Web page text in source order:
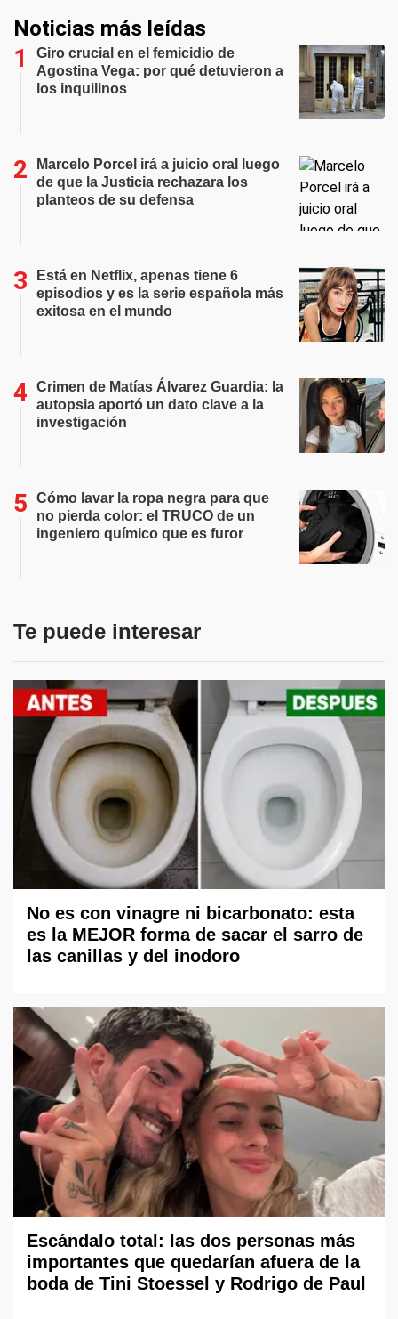
Noticias más leídas
Giro crucial en el femicidio de
Agostina Vega: por qué detuvieron a
los inquilinos
Marcelo Porcel irá a juicio oral luego
de que la Justicia rechazara los
planteos de su defensa
Está en Netflix, apenas tiene 6
episodios y es la serie española más
exitosa en el mundo
Crimen de Matías Álvarez Guardia: la
autopsia aportó un dato clave a la
investigación
Cómo lavar la ropa negra para que
no pierda color: el TRUCO de un
ingeniero químico que es furor
Te puede interesar
No es con vinagre ni bicarbonato: esta
es la MEJOR forma de sacar el sarro de
las canillas y del inodoro
Escándalo total: las dos personas más
importantes que quedarían afuera de la
boda de Tini Stoessel y Rodrigo de Paul